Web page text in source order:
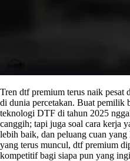
Tren dtf premium terus naik pesat
di dunia percetakan. Buat pemilik
teknologi DTF di tahun 2025
canggih; tapi juga soal cara kerja
lebih baik, dan peluang cuan
yang terus muncul, dtf premium
kompetitif bagi siapa pun yang